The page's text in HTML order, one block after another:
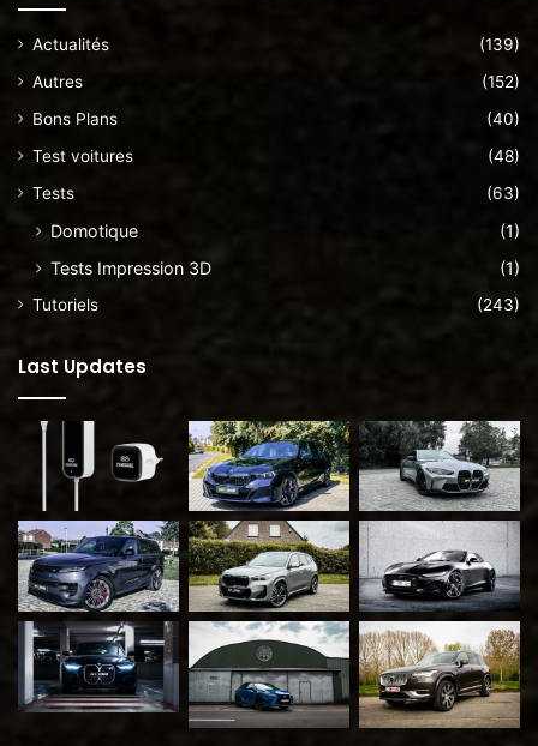
Actualités
(139)
Autres
(152)
Bons Plans
(40)
Test voitures
(48)
Tests
(63)
Domotique
(1)
Tests Impression 3D
(1)
Tutoriels (243)
Last Updates